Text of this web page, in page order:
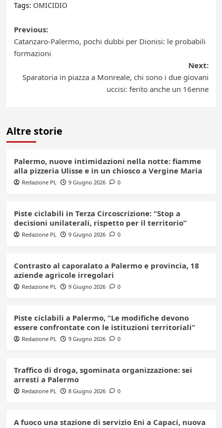
Tags: OMICIDIO
Post
navigation
Previous:
Catanzaro-Palermo, pochi dubbi per Dionisi: le probabili
formazioni
Next:
Sparatoria in piazza a Monreale, chi sono i due giovani
uccisi: ferito anche un 16enne
Altre storie
Palermo, nuove intimidazioni nella notte: fiamme
alla pizzeria Ulisse e in un chiosco a Vergine Maria
Redazione PL 9 Giugno 2026 0
Piste ciclabili in Terza Circoscrizione: “Stop a
decisioni unilaterali, rispetto per il territorio”
Redazione PL 9 Giugno 2026 0
Contrasto al caporalato a Palermo e provincia, 18
aziende agricole irregolari
Redazione PL 9 Giugno 2026 0
Piste ciclabili a Palermo, “Le modifiche devono
essere confrontate con le istituzioni territoriali”
Redazione PL 9 Giugno 2026 0
Traffico di droga, sgominata organizzazione: sei
arresti a Palermo
Redazione PL 8 Giugno 2026 0
A fuoco una stazione di servizio Eni a Capaci, nuova